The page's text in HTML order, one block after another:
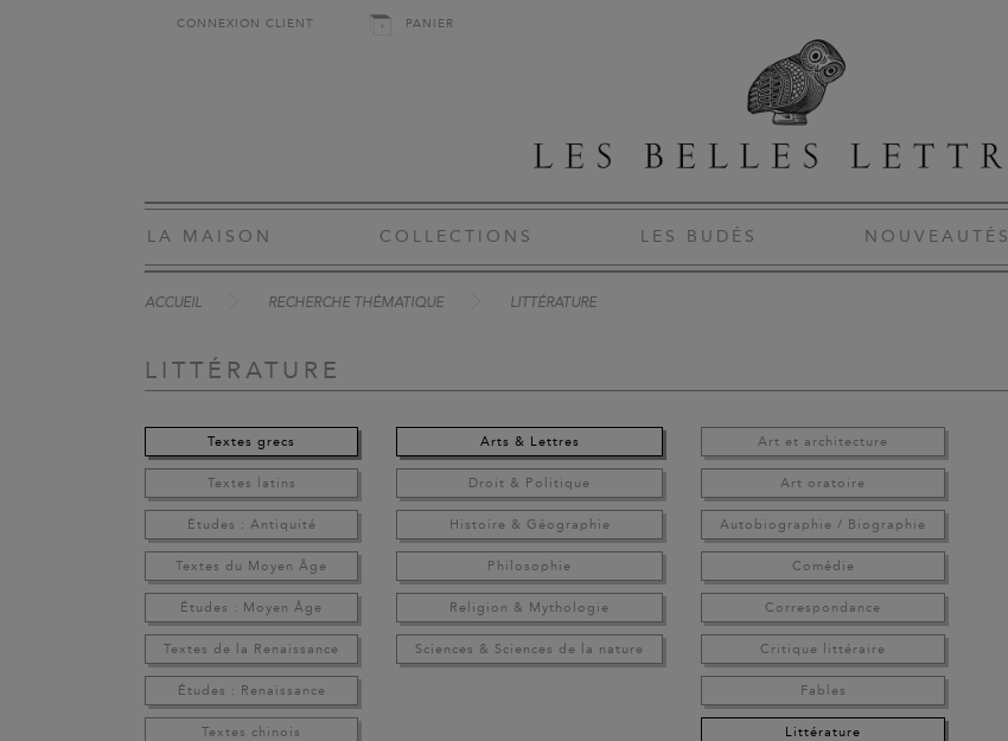
CONNEXION CLIENT PANIER
LA MAISON COLLECTIONS LES BUDÉS NOUVEAUTÉS
ACCUEIL RECHERCHE THÉMATIQUE LITTÉRATURE
LITTÉRATURE
Textes grecs
Textes latins
Études : Antiquité
Textes du Moyen Âge
Études : Moyen Âge
Textes de la Renaissance
Études : Renaissance
Textes chinois
Arts & Lettres
Droit & Politique
Histoire & Géographie
Philosophie
Religion & Mythologie
Sciences & Sciences de la nature
Art et architecture
Art oratoire
Autobiographie / Biographie
Comédie
Correspondance
Critique littéraire
Fables
Littérature